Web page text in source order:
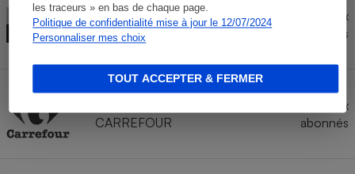
les traceurs » en bas de chaque page.
Politique de confidentialité mise à jour le 12/07/2024
Personnaliser mes choix
TOUT ACCEPTER & FERMER
Marketplace
CONFORAMA
Contenu réservé aux
abonnés
CARREFOUR
Contenu réservé aux
abonnés